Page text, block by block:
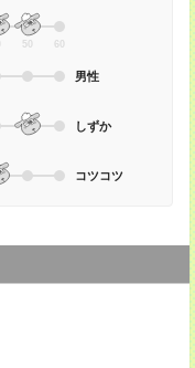
50 60
男性
しずか
コツコツ